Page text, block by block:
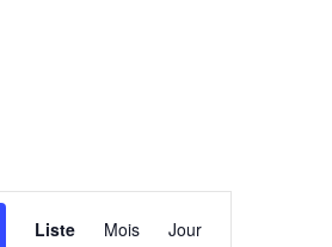
Liste Mois Jour